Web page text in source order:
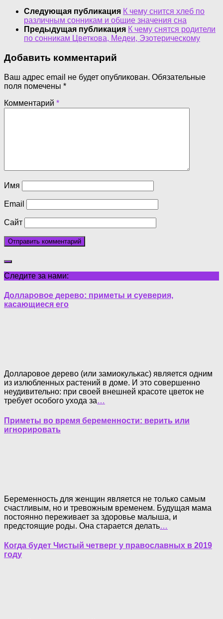
Следующая публикация К чему снится хлеб по
различным сонникам и общие значения сна
Предыдущая публикация К чему снятся родители
по сонникам Цветкова, Медеи, Эзотерическому
Добавить комментарий
Ваш адрес email не будет опубликован. Обязательные
поля помечены *
Комментарий *
Имя
Email
Сайт
Следите за нами:
Долларовое дерево: приметы и суеверия,
касающиеся его
Долларовое дерево (или замиокулькас) является одним
из излюбленных растений в доме. И это совершенно
неудивительно: при своей внешней красоте цветок не
требует особого ухода за…
Приметы во время беременности: верить или
игнорировать
Беременность для женщин является не только самым
счастливым, но и тревожным временем. Будущая мама
постоянно переживает за здоровье малыша, и
предстоящие роды. Она старается делать…
Когда будет Чистый четверг у православных в 2019
году